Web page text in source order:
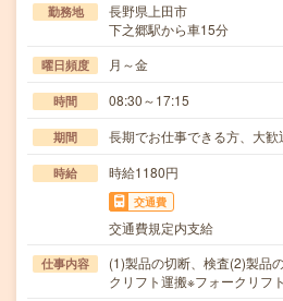
勤務地
長野県上田市
下之郷駅から車15分
曜日頻度 月～金
時間 08:30～17:15
期間 長期でお仕事できる方、大歓
時給 時給1180円
交通費
交通費規定内支給
仕事内容
(1)製品の切断、検査(2)製品
クリフト運搬※フォークリフ